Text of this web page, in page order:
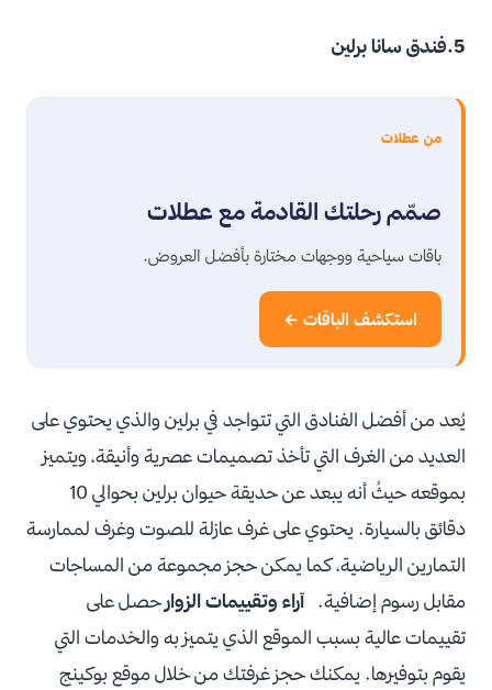
5.فندق سانا برلين
من عطلات
صمّم رحلتك القادمة مع عطلات
باقات سياحية ووجهات مختارة بأفضل العروض.
استكشف الباقات ←
يُعد من أفضل الفنادق التي تتواجد في برلين والذي يحتوي على
العديد من الغرف التي تأخذ تصميمات عصرية وأنيقة، ويتميز
بموقعه حيثُ أنه يبعد عن حديقة حيوان برلين بحوالي 10
دقائق بالسيارة. يحتوي على غرف عازلة للصوت وغرف لممارسة
التمارين الرياضية، كما يمكن حجز مجموعة من المساجات
مقابل رسوم إضافية.آراء وتقييمات الزوار حصل على
تقييمات عالية بسبب الموقع الذي يتميز به والخدمات التي
يقوم بتوفيرها. يمكنك حجز غرفتك من خلال موقع بوكينج